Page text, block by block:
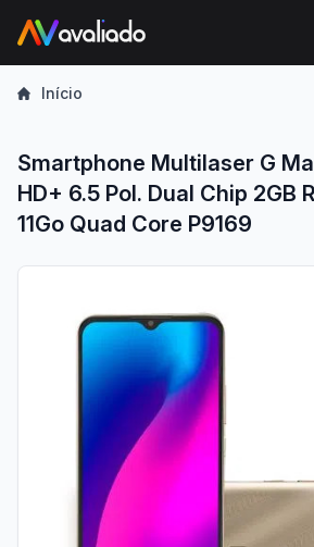
Início
Smartphone Multilaser G
HD+ 6.5 Pol. Dual Chip 2GB
11Go Quad Core P9169